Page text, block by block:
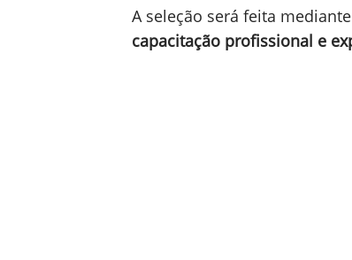
A seleção será feita mediante
capacitação profissional e